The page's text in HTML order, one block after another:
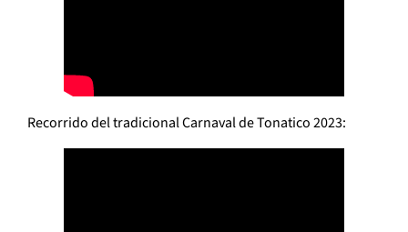
Recorrido del tradicional Carnaval de Tonatico 2023: